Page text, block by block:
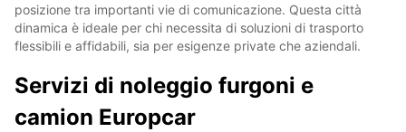
posizione tra importanti vie di comunicazione. Questa città
dinamica è ideale per chi necessita di soluzioni di trasporto
flessibili e affidabili, sia per esigenze private che aziendali.
Servizi di noleggio furgoni e
camion Europcar